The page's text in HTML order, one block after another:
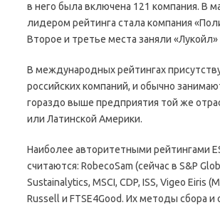
в него была включена 121 компания. В
лидером рейтинга стала компания
Второе и третье места заняли «Лукойл»
В международных рейтингах
российских компаний, и обычно
гораздо выше предприятия той же
или Латинской Америки.
Наиболее авторитетными рейтингами
считаются: RobecoSam (сейчас в S&P
Sustainalytics, MSCI, CDP, ISS, Vigeo Eiris
Russell и FTSE4Good. Их методы сбора и